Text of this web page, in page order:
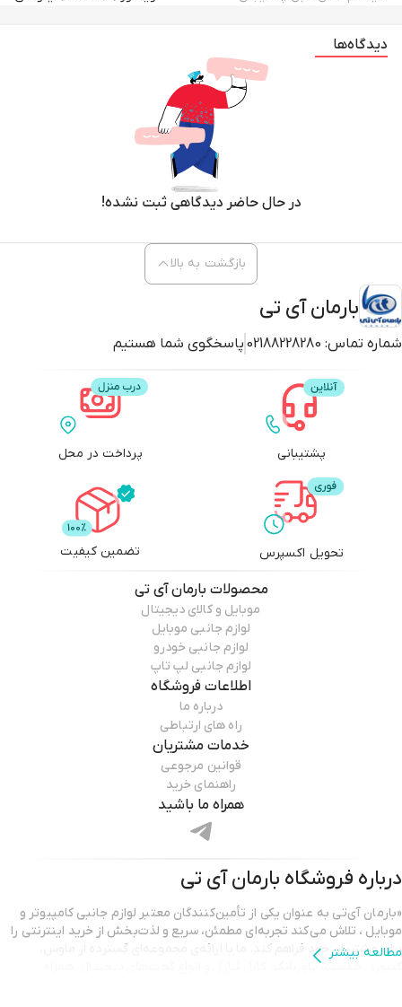
دیدگاه‌ها
در حال حاضر دیدگاهی ثبت نشده!
بارمان آی تی
شماره تماس: 02188228280 پاسخگوی شما هستیم
بازگشت به بالا
پشتیبانی پرداخت در محل
تحویل اکسپرس تضمین کیفیت
محصولات بارمان آی تی
موبایل و کالای دیجیتال
لوازم جانبی موبایل
لوازم جانبی خودرو
لوازم جانبی لپ تاپ
اطلاعات فروشگاه
درباره ما
راه های ارتباطی
خدمات مشتریان
قوانین مرجوعی
راهنمای خرید
همراه ما باشید
درباره فروشگاه بارمان آی تی
«بارمان آی‌تی به عنوان یکی از تأمین‌کنندگان معتبر لوازم جانبی کامپیوتر و
موبایل ، تلاش می‌کند تجربه‌ای مطمئن، سریع و لذت‌بخش از خرید اینترنتی را
برای مشتریان خود فراهم کند. ما با ارائه‌ی مجموعه‌ای گسترده از ماوس،
کیبورد، هدست، پاوربانک، کابل شارژ ،و انواع گجت‌های دیجیتال، همراه
مطالعه بیشتر